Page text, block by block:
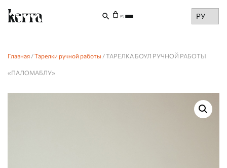
Choose
a
(0)
Главная /Тарелки ручной работы / ТАРЕЛКА БОУЛ РУЧНОЙ РАБОТЫ
«ПАЛОМАБЛУ»